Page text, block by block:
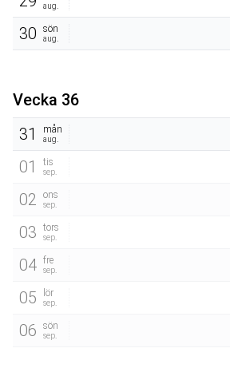
aug.
30 sön
aug.
Vecka 36
31
mån
aug.
01 tis
sep.
02 ons
sep.
03 tors
sep.
04 fre
sep.
05 lör
sep.
06 sön
sep.